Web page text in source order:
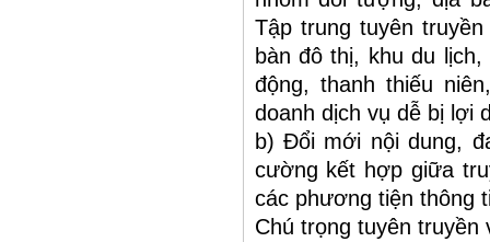
Tập trung tuyên
bàn đô thị, khu du
động, thanh thiếu
doanh dịch vụ dễ bị lợi
b) Đổi mới nội dung,
cường kết hợp giữa
các phương tiện thông
Chú trọng tuyên truyền